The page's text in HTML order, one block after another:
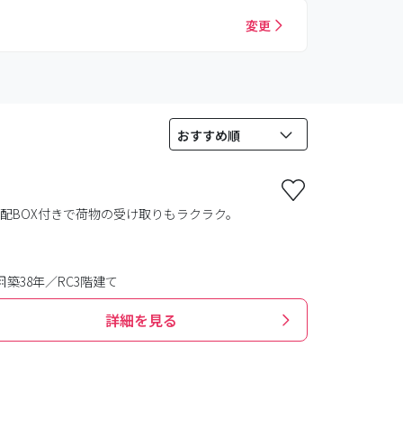
変更
付きで荷物の受け取りもラクラク。
築38年／RC3階建て
詳細を見る